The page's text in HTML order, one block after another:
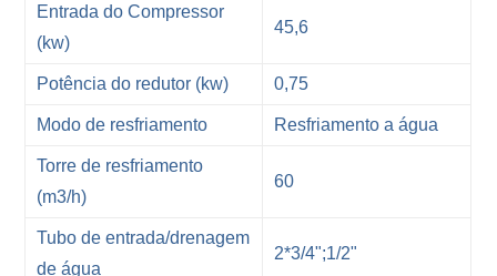
Entrada do Compressor
(kw)
45,6
Potência do redutor (kw) 0,75
Modo de resfriamento Resfriamento a água
Torre de resfriamento
(m3/h)
60
Tubo de entrada/drenagem
de água
2*3/4";1/2"